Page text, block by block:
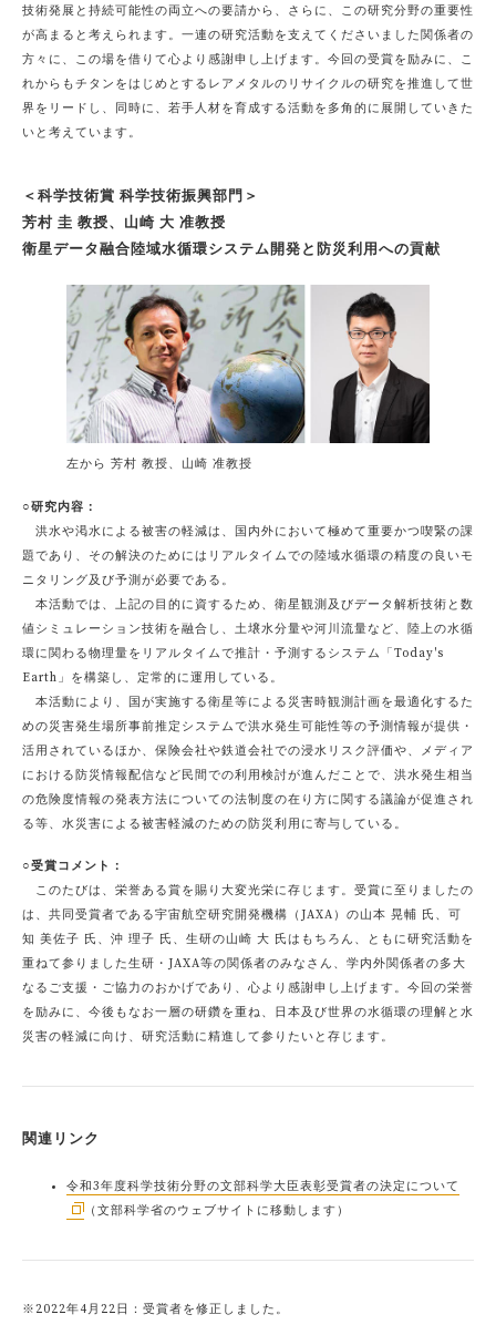
技術発展と持続可能性の両立への要請から、さらに、この研究分野の重要性
が高まると考えられます。一連の研究活動を支えてくださいました関係者の
方々に、この場を借りて心より感謝申し上げます。今回の受賞を励みに、こ
れからもチタンをはじめとするレアメタルのリサイクルの研究を推進して世
界をリードし、同時に、若手人材を育成する活動を多角的に展開していきた
いと考えています。
＜科学技術賞 科学技術振興部門＞
芳村 圭 教授、山崎 大 准教授
衛星データ融合陸域水循環システム開発と防災利用への貢献
左から 芳村 教授、山崎 准教授
○研究内容：
洪水や渇水による被害の軽減は、国内外において極めて重要かつ喫緊の課
題であり、その解決のためにはリアルタイムでの陸域水循環の精度の良いモ
ニタリング及び予測が必要である。
本活動では、上記の目的に資するため、衛星観測及びデータ解析技術と数
値シミュレーション技術を融合し、土壌水分量や河川流量など、陸上の水循
環に関わる物理量をリアルタイムで推計・予測するシステム「Today's
Earth」を構築し、定常的に運用している。
本活動により、国が実施する衛星等による災害時観測計画を最適化するた
めの災害発生場所事前推定システムで洪水発生可能性等の予測情報が提供・
活用されているほか、保険会社や鉄道会社での浸水リスク評価や、メディア
における防災情報配信など民間での利用検討が進んだことで、洪水発生相当
の危険度情報の発表方法についての法制度の在り方に関する議論が促進され
る等、水災害による被害軽減のための防災利用に寄与している。
○受賞コメント：
このたびは、栄誉ある賞を賜り大変光栄に存じます。受賞に至りましたの
は、共同受賞者である宇宙航空研究開発機構（JAXA）の山本 晃輔 氏、可
知 美佐子 氏、沖 理子 氏、生研の山崎 大 氏はもちろん、ともに研究活動を
重ねて参りました生研・JAXA等の関係者のみなさん、学内外関係者の多大
なるご支援・ご協力のおかげであり、心より感謝申し上げます。今回の栄誉
を励みに、今後もなお一層の研鑽を重ね、日本及び世界の水循環の理解と水
災害の軽減に向け、研究活動に精進して参りたいと存じます。
関連リンク
令和3年度科学技術分野の文部科学大臣表彰受賞者の決定について
（文部科学省のウェブサイトに移動します）
※2022年4月22日：受賞者を修正しました。